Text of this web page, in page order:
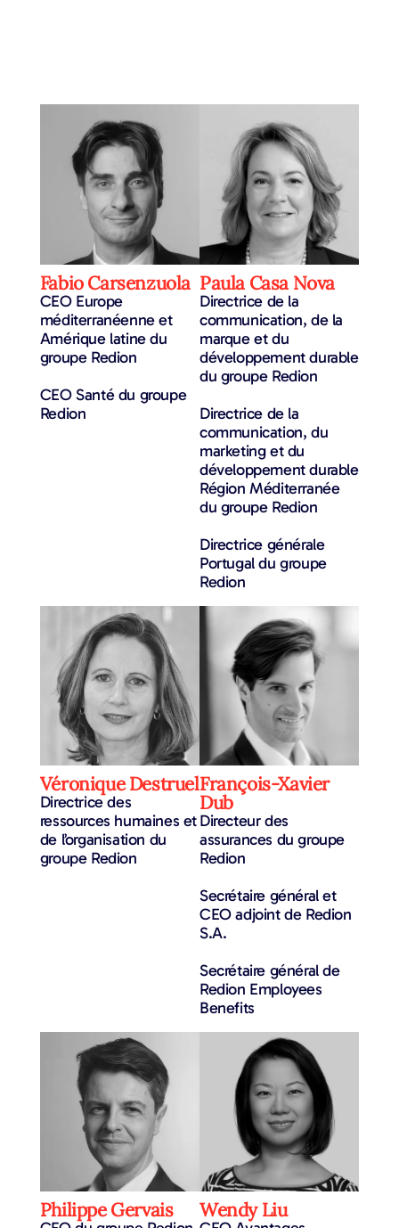
Fabio Carsenzuola
CEO Europe
méditerranéenne et
Amérique latine du
groupe Redion
CEO Santé du groupe
Redion
Paula Casa Nova
Directrice de la
communication, de la
marque et du
développement durable
du groupe Redion
Directrice de la
communication, du
marketing et du
développement durable
Région Méditerranée
du groupe Redion
Directrice générale
Portugal du groupe
Redion
Véronique Destruel
Directrice des
ressources humaines et
de l’organisation du
groupe Redion
François-Xavier
Dub
Directeur des
assurances du groupe
Redion
Secrétaire général et
CEO adjoint de Redion
S.A.
Secrétaire général de
Redion Employees
Benefits
Philippe Gervais Wendy Liu